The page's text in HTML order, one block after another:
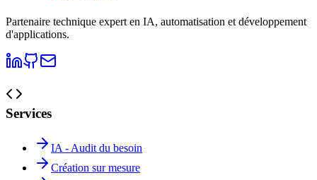
Partenaire technique expert en IA, automatisation et développement
d'applications.
Services
IA - Audit du besoin
Création sur mesure